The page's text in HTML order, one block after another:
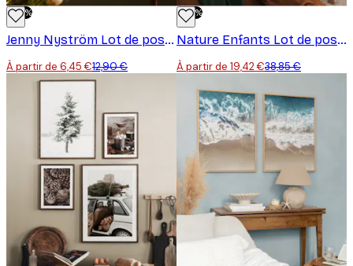
-50%
Jenny Nyström Lot de posters
À partir de 6,45 €12,90 €
-50%
Nature Enfants Lot de posters
À partir de 19,42 €38,85 €